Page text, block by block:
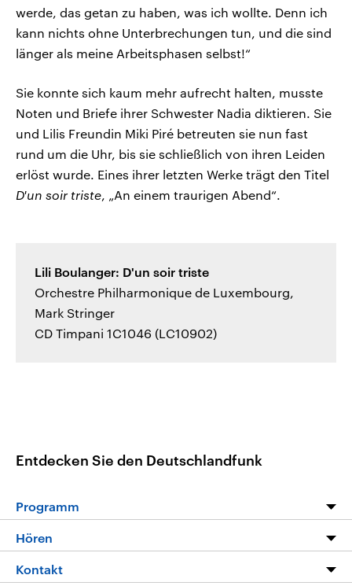
werde, das getan zu haben, was ich wollte. Denn ich
kann nichts ohne Unterbrechungen tun, und die sind
länger als meine Arbeitsphasen selbst!“
Sie konnte sich kaum mehr aufrecht halten, musste
Noten und Briefe ihrer Schwester Nadia diktieren. Sie
und Lilis Freundin Miki Piré betreuten sie nun fast
rund um die Uhr, bis sie schließlich von ihren Leiden
erlöst wurde. Eines ihrer letzten Werke trägt den Titel
D'un soir triste, „An einem traurigen Abend“.
Lili Boulanger: D'un soir triste
Orchestre Philharmonique de Luxembourg,
Mark Stringer
CD Timpani 1C1046 (LC10902)
Entdecken Sie den Deutschlandfunk
Programm
Die Nachrichten
Hören
Livestream
Kontakt